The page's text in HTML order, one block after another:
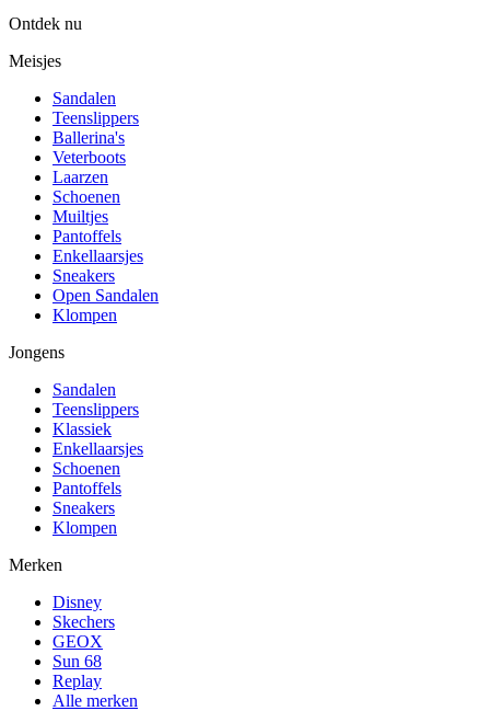
Ontdek nu
Meisjes
Sandalen
Teenslippers
Ballerina's
Veterboots
Laarzen
Schoenen
Muiltjes
Pantoffels
Enkellaarsjes
Sneakers
Open Sandalen
Klompen
Jongens
Sandalen
Teenslippers
Klassiek
Enkellaarsjes
Schoenen
Pantoffels
Sneakers
Klompen
Merken
Disney
Skechers
GEOX
Sun 68
Replay
Alle merken